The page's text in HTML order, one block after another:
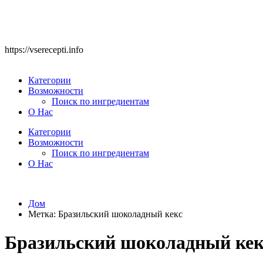
https://vserecepti.info
Категории
Возможности
Поиск по ингредиентам
О Нас
Категории
Возможности
Поиск по ингредиентам
О Нас
Дом
Метка: Бразильский шоколадный кекс
Бразильский шоколадный